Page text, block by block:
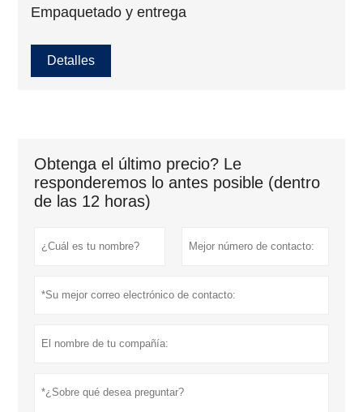
Empaquetado y entrega
Detalles
Obtenga el último precio? Le
responderemos lo antes posible (dentro
de las 12 horas)